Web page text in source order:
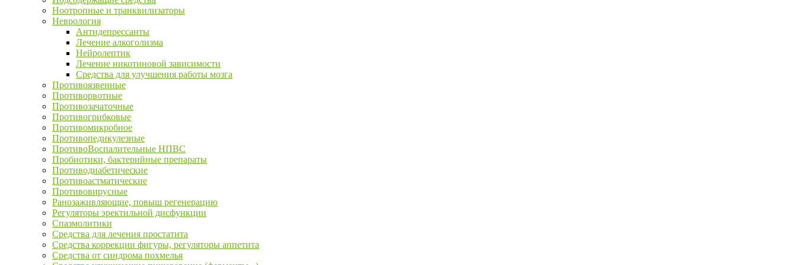
Ноотропные и транквилизаторы
Неврология
Антидепрессанты
Лечение алкоголизма
Нейролептик
Лечение никотиновой зависимости
Средства для улучшения работы мозга
Противоязвенные
Противорвотные
Противозачаточные
Противогрибковые
Противомикробное
Противопедикулезные
ПротивоВоспалительные НПВС
Пробиотики, бактерийные препараты
Противодиабетические
Противоастматические
Противовирусные
Ранозаживляющие, повыш регенерацию
Регуляторы эректильной дисфункции
Спазмолитики
Средства для лечения простатита
Средства коррекции фигуры, регуляторы аппетита
Средства от синдрома похмелья